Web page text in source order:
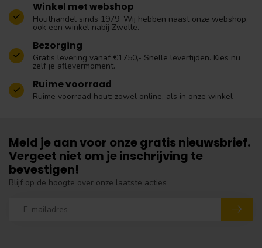
Winkel met webshop
Houthandel sinds 1979. Wij hebben naast onze webshop,
ook een winkel nabij Zwolle.
Bezorging
Gratis levering vanaf €1750,- Snelle levertijden. Kies nu
zelf je aflevermoment.
Ruime voorraad
Ruime voorraad hout: zowel online, als in onze winkel
Meld je aan voor onze gratis nieuwsbrief.
Vergeet niet om je inschrijving te
bevestigen!
Blijf op de hoogte over onze laatste acties